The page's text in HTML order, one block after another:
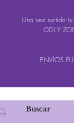
Una vez surtido
GDL Y
ENVÍOS